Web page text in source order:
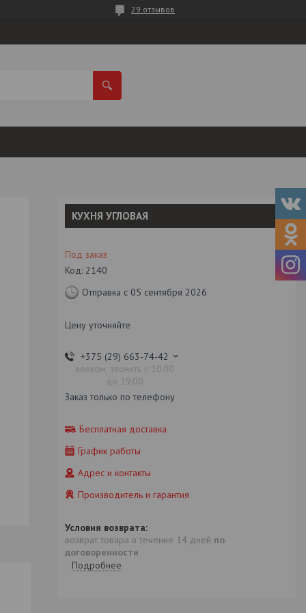
29 отзывов
КУХНЯ УГЛОВАЯ
Под заказ
Код: 2140
Отправка с 05 сентября 2026
Цену уточняйте
+375 (29) 663-74-42
велком, звонить с 10:00
до 19:00
Заказ только по телефону
Бесплатная доставка
График работы
Адрес и контакты
Производитель и гарантия
возврат товара в течение 14 дней по
договоренности
Подробнее